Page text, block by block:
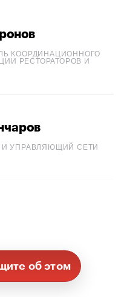
КООРДИНАЦИОННОГО
РЕСТОРАТОРОВ И
И УПРАВЛЯЮЩИЙ СЕТИ
об этом